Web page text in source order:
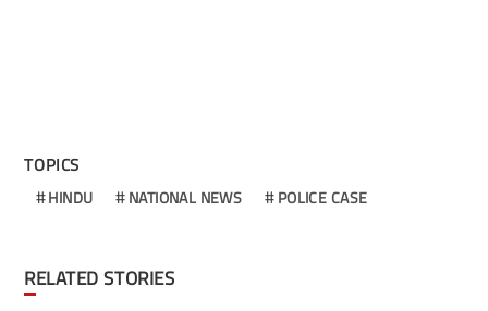
TOPICS
HINDU NATIONAL NEWS POLICE CASE
RELATED STORIES